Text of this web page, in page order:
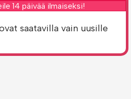
14 päivää ilmaiseksi!
saatavilla vain uusille